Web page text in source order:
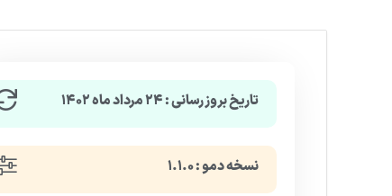
تاریخ بروزرسانی : ۲۴ مرداد ماه ۱۴۰۲
نسخه دمو : ۱.۱.۰